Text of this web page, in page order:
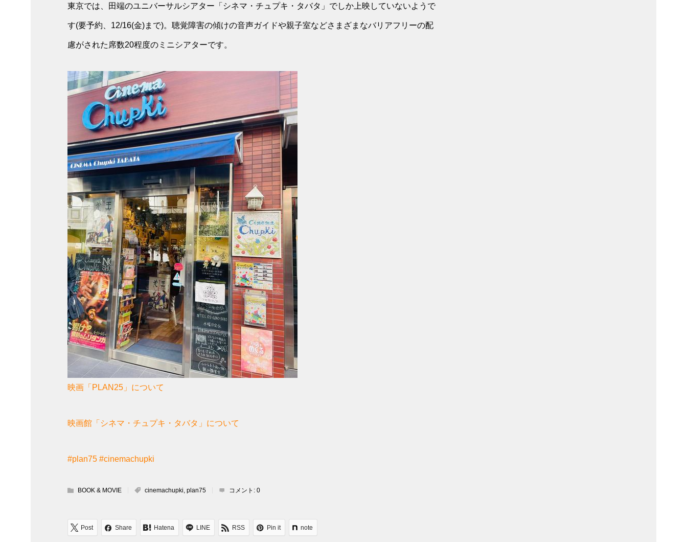
東京では、田端のユニバーサルシアター「シネマ・チュプキ・タバタ」でしか上映していないようで
す(要予約、12/16(金)まで)。聴覚障害の傾けの音声ガイドや親子室などさまざまなバリアフリーの配
慮がされた席数20程度のミニシアターです。
映画「PLAN25」について
映画館「シネマ・チュプキ・タバタ」について
#plan75 #cinemachupki
BOOK & MOVIE cinemachupki, plan75 コメント: 0
Post Share Hatena LINE RSS Pin it note